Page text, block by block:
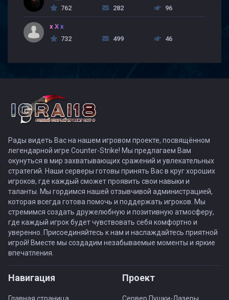
762
282 96
x X x
732
499 46
Рады видеть Вас на нашем игровом проекте, посвящённом
легендарной игре Counter-Strike! Мы предлагаем Вам
окунуться в мир захватывающих сражений и увлекательных
стратегий. Наши серверы готовы принять Вас в круг хороших
игроков, где каждый сможет проявить свои навыки и
таланты. Мы гордимся нашей отзывчивой администрацией,
которая всегда готова помочь и поддержать игроков. Мы
стремимся создать дружелюбную и позитивную атмосферу,
где каждый игрок будет чувствовать себя комфортно и
уверенно. Присоединяйтесь к нам и наслаждайтесь приятной
игрой! Вместе мы создадим незабываемые моменты и яркие
впечатления.
Навигация Проект